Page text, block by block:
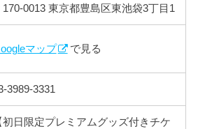
170-0013 東京都豊島区東池袋3丁目1
マップ で見る
3989-3331
初日限定プレミアムグッズ付きチケ